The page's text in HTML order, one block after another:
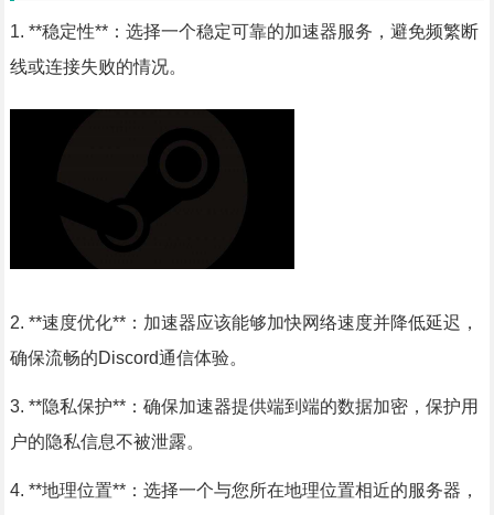
1. **稳定性**：选择一个稳定可靠的加速器服务，避免频繁断
线或连接失败的情况。
2. **速度优化**：加速器应该能够加快网络速度并降低延迟，
确保流畅的Discord通信体验。
3. **隐私保护**：确保加速器提供端到端的数据加密，保护用
户的隐私信息不被泄露。
4. **地理位置**：选择一个与您所在地理位置相近的服务器，